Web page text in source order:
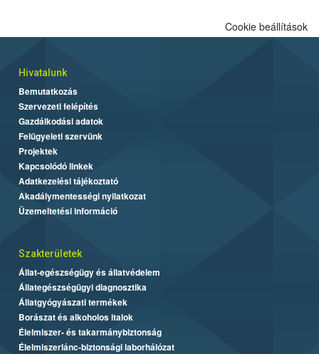
Cookie beállítások
Hivatalunk
Bemutatkozás
Szervezeti felépítés
Gazdálkodási adatok
Felügyeleti szervünk
Projektek
Kapcsolódó linkek
Adatkezelési tájékoztató
Akadálymentességi nyilatkozat
Üzemeltetési információ
Szakterületek
Állat-egészségügy és állatvédelem
Állategészségügyi diagnosztika
Állatgyógyászati termékek
Borászat és alkoholos italok
Élelmiszer- és takarmánybiztonság
Élelmiszerlánc-biztonsági laborhálózat